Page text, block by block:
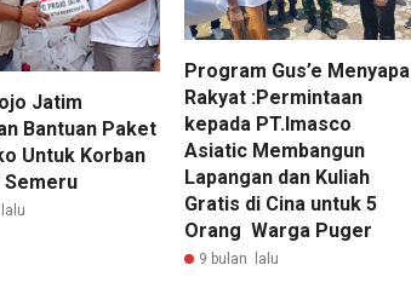
Jatim
Bantuan Paket
Untuk Korban
Semeru
Program Gus’e Menyapa
Rakyat :Permintaan
kepada PT.Imasco
Asiatic Membangun
Lapangan dan Kuliah
Gratis di Cina untuk 5
Orang Warga Puger
9 bulan lalu